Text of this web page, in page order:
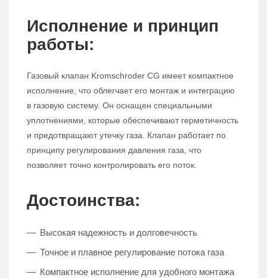
Исполнение и принцип
работы:
Газовый клапан Kromschroder CG имеет компактное
исполнение, что облегчает его монтаж и интеграцию
в газовую систему. Он оснащен специальными
уплотнениями, которые обеспечивают герметичность
и предотвращают утечку газа. Клапан работает по
принципу регулирования давления газа, что
позволяет точно контролировать его поток.
Достоинства:
Высокая надежность и долговечность
Точное и плавное регулирование потока газа
Компактное исполнение для удобного монтажа